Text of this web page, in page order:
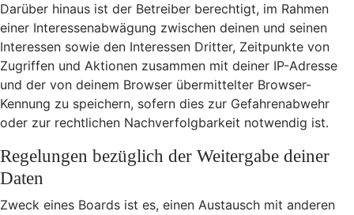
Darüber hinaus ist der Betreiber berechtigt, im Rahmen
einer Interessenabwägung zwischen deinen und seinen
Interessen sowie den Interessen Dritter, Zeitpunkte von
Zugriffen und Aktionen zusammen mit deiner IP-Adresse
und der von deinem Browser übermittelter Browser-
Kennung zu speichern, sofern dies zur Gefahrenabwehr
oder zur rechtlichen Nachverfolgbarkeit notwendig ist.
Regelungen bezüglich der Weitergabe deiner
Daten
Zweck eines Boards ist es, einen Austausch mit anderen